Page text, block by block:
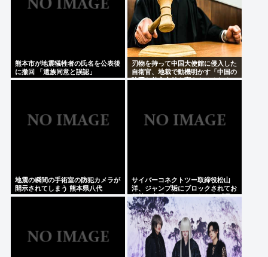
リー・ファンク・ジュニアさん追悼
Powered by livedoor 相互RSS
熊本市が地震犠牲者の氏名を公表後
に撤回 「遺族同意と誤認」
刃物を持って中国大使館に侵入した
自衛官、地裁で動機明かす「中国の
強硬な外交方針を変えさせるため」
地震の瞬間の手術室の防犯カメラが
開示されてしまう 熊本県八代
サイバーコネクトツー取締役松山
洋、ジャンプ垢にブロックされてお
気持ち表明。何かあったらまず晒
す！これが令和のレスバや！